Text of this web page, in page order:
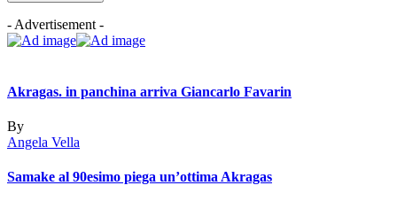
- Advertisement -
Akragas. in panchina arriva Giancarlo Favarin
By
Angela Vella
Samake al 90esimo piega un’ottima Akragas